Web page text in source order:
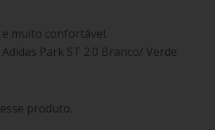
muito confortável.
Park ST 2.0 Branco/ Verde
produto.